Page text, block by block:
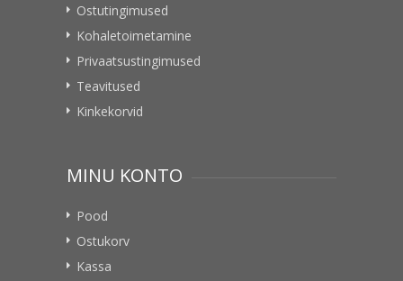
Ostutingimused
Kohaletoimetamine
Privaatsustingimused
Teavitused
Kinkekorvid
MINU KONTO
Pood
Ostukorv
Kassa